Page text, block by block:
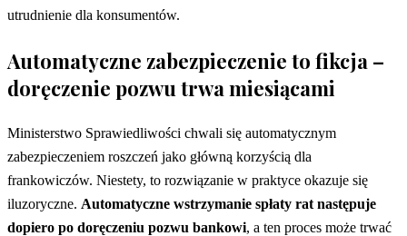
utrudnienie dla konsumentów.
Automatyczne zabezpieczenie to fikcja –
doręczenie pozwu trwa miesiącami
Ministerstwo Sprawiedliwości chwali się automatycznym
zabezpieczeniem roszczeń jako główną korzyścią dla
frankowiczów. Niestety, to rozwiązanie w praktyce okazuje się
iluzoryczne. Automatyczne wstrzymanie spłaty rat następuje
dopiero po doręczeniu pozwu bankowi, a ten proces może trwać